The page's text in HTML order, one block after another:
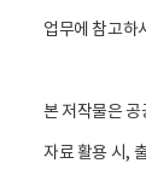
업무에 참고하
본 저작물은
자료 활용 시,